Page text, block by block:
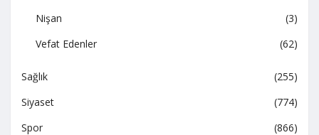
Nişan
(3)
Vefat Edenler
(62)
Sağlık
(255)
Siyaset
(774)
Spor
(866)